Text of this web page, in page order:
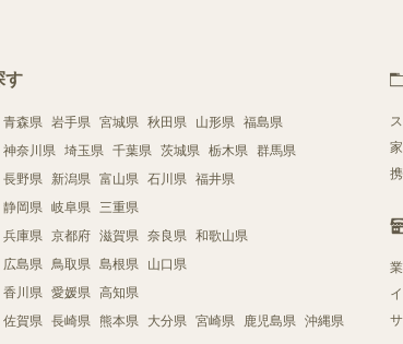
す
青森県 岩手県 宮城県 秋田県 山形県 福島県
神奈川県 埼玉県 千葉県 茨城県 栃木県 群馬県
長野県 新潟県 富山県 石川県 福井県
静岡県 岐阜県 三重県
兵庫県 京都府 滋賀県 奈良県 和歌山県
広島県 鳥取県 島根県 山口県
香川県 愛媛県 高知県
佐賀県 長崎県 熊本県 大分県 宮崎県 鹿児島県 沖縄県